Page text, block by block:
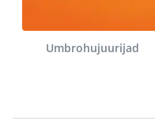
Umbrohujuurijad